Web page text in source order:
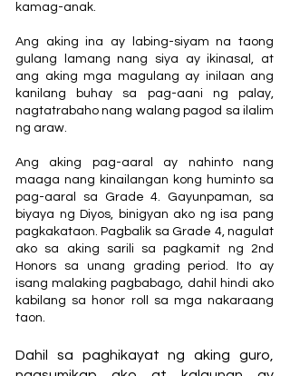
kamag-anak.
Ang aking ina ay labing-siyam na taong
gulang lamang nang siya ay ikinasal, at
ang aking mga magulang ay inilaan ang
kanilang buhay sa pag-aani ng palay,
nagtatrabaho nang walang pagod sa ilalim
ng araw.
Ang aking pag-aaral ay nahinto nang
maaga nang kinailangan kong huminto sa
pag-aaral sa Grade 4. Gayunpaman, sa
biyaya ng Diyos, binigyan ako ng isa pang
pagkakataon. Pagbalik sa Grade 4, nagulat
ako sa aking sarili sa pagkamit ng 2nd
Honors sa unang grading period. Ito ay
isang malaking pagbabago, dahil hindi ako
kabilang sa honor roll sa mga nakaraang
taon.
Dahil sa paghikayat ng aking guro,